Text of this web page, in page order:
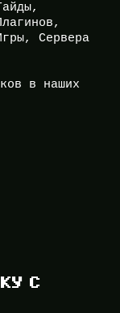
Сервера
в наших
С